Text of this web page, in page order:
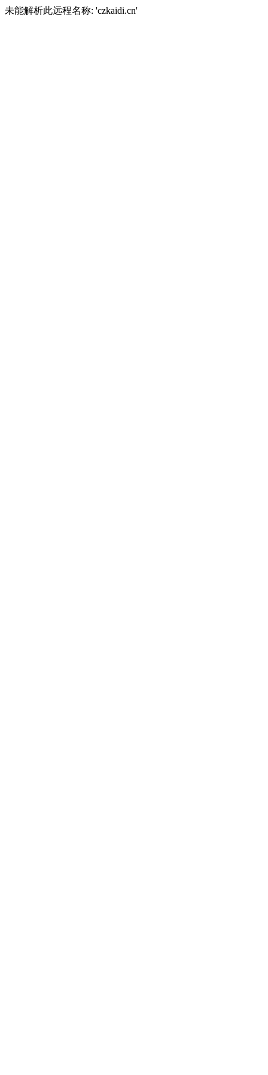
未能解析此远程名称: 'czkaidi.cn'